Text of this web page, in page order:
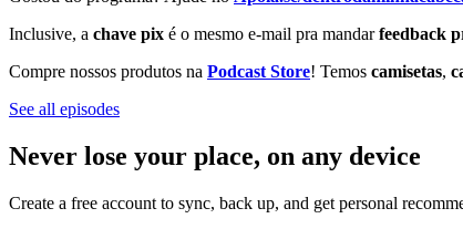
Inclusive, a chave pix é o mesmo e-mail pra mandarfeedback
Compre nossos produtos na Podcast Store! Temos camisetas,
See all episodes
Never lose your place, on any device
Create a free account to sync, back up, and get personal